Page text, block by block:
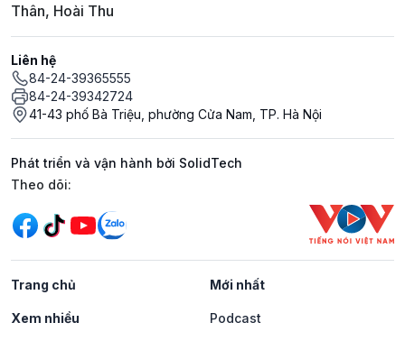
Thân, Hoài Thu
Liên hệ
84-24-39365555
84-24-39342724
41-43 phố Bà Triệu, phường Cửa Nam, TP. Hà Nội
Phát triển và vận hành bởi SolidTech
Mạng xã hội
Theo dõi:
Trang chủ Mới nhất
Xem nhiều Podcast